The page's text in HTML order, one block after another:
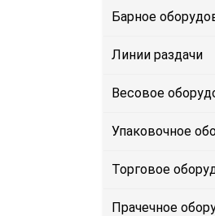
Барное
Линии раздачи
Весовое
Упаковочное
Торговое
Прачечное